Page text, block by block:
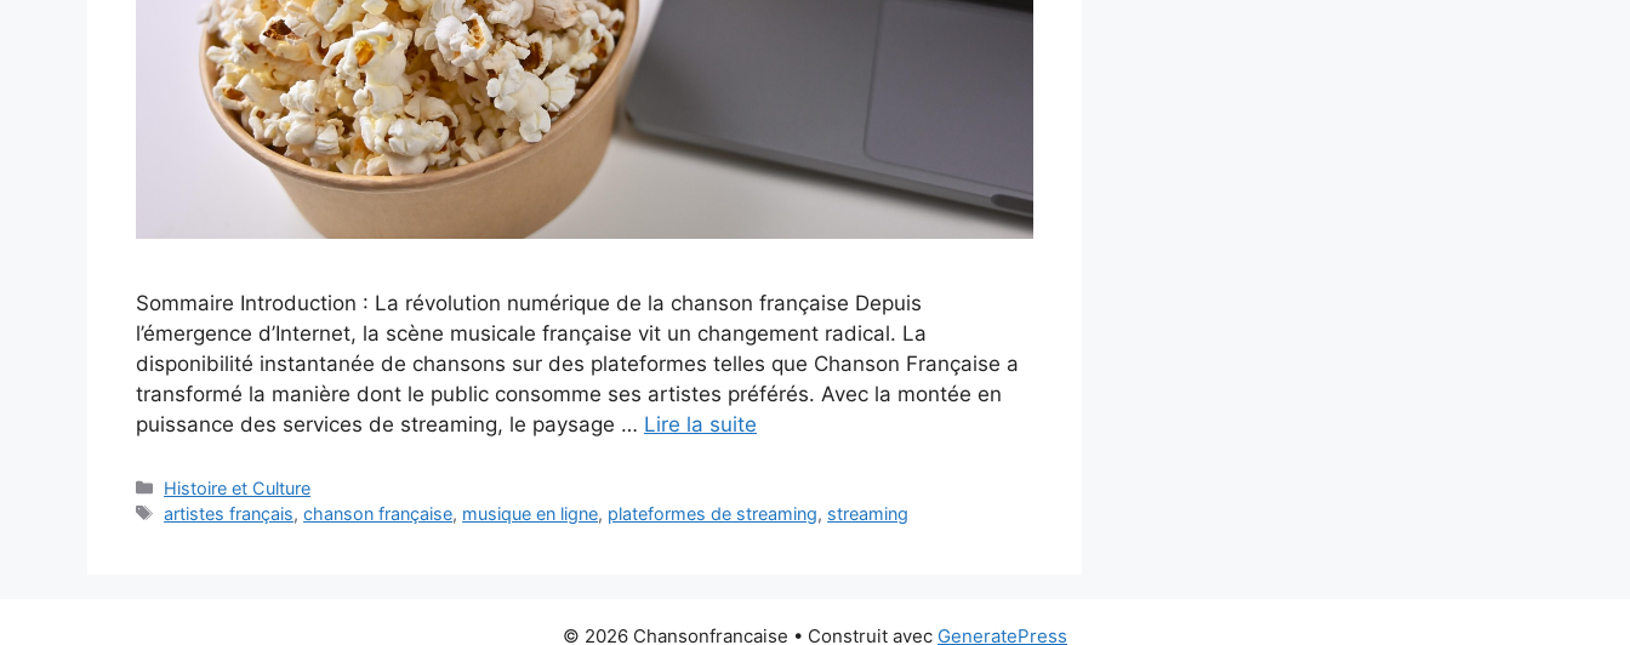
Sommaire Introduction : La révolution numérique de la chanson française Depuis
l’émergence d’Internet, la scène musicale française vit un changement radical. La
disponibilité instantanée de chansons sur des plateformes telles que Chanson Française a
transformé la manière dont le public consomme ses artistes préférés. Avec la montée en
puissance des services de streaming, le paysage … Lire la suite
Catégories
Histoire et Culture
Étiquettes
artistes français,chanson française, musique en ligne, plateformes de streaming, streaming
© 2026 Chansonfrancaise • Construit avec GeneratePress